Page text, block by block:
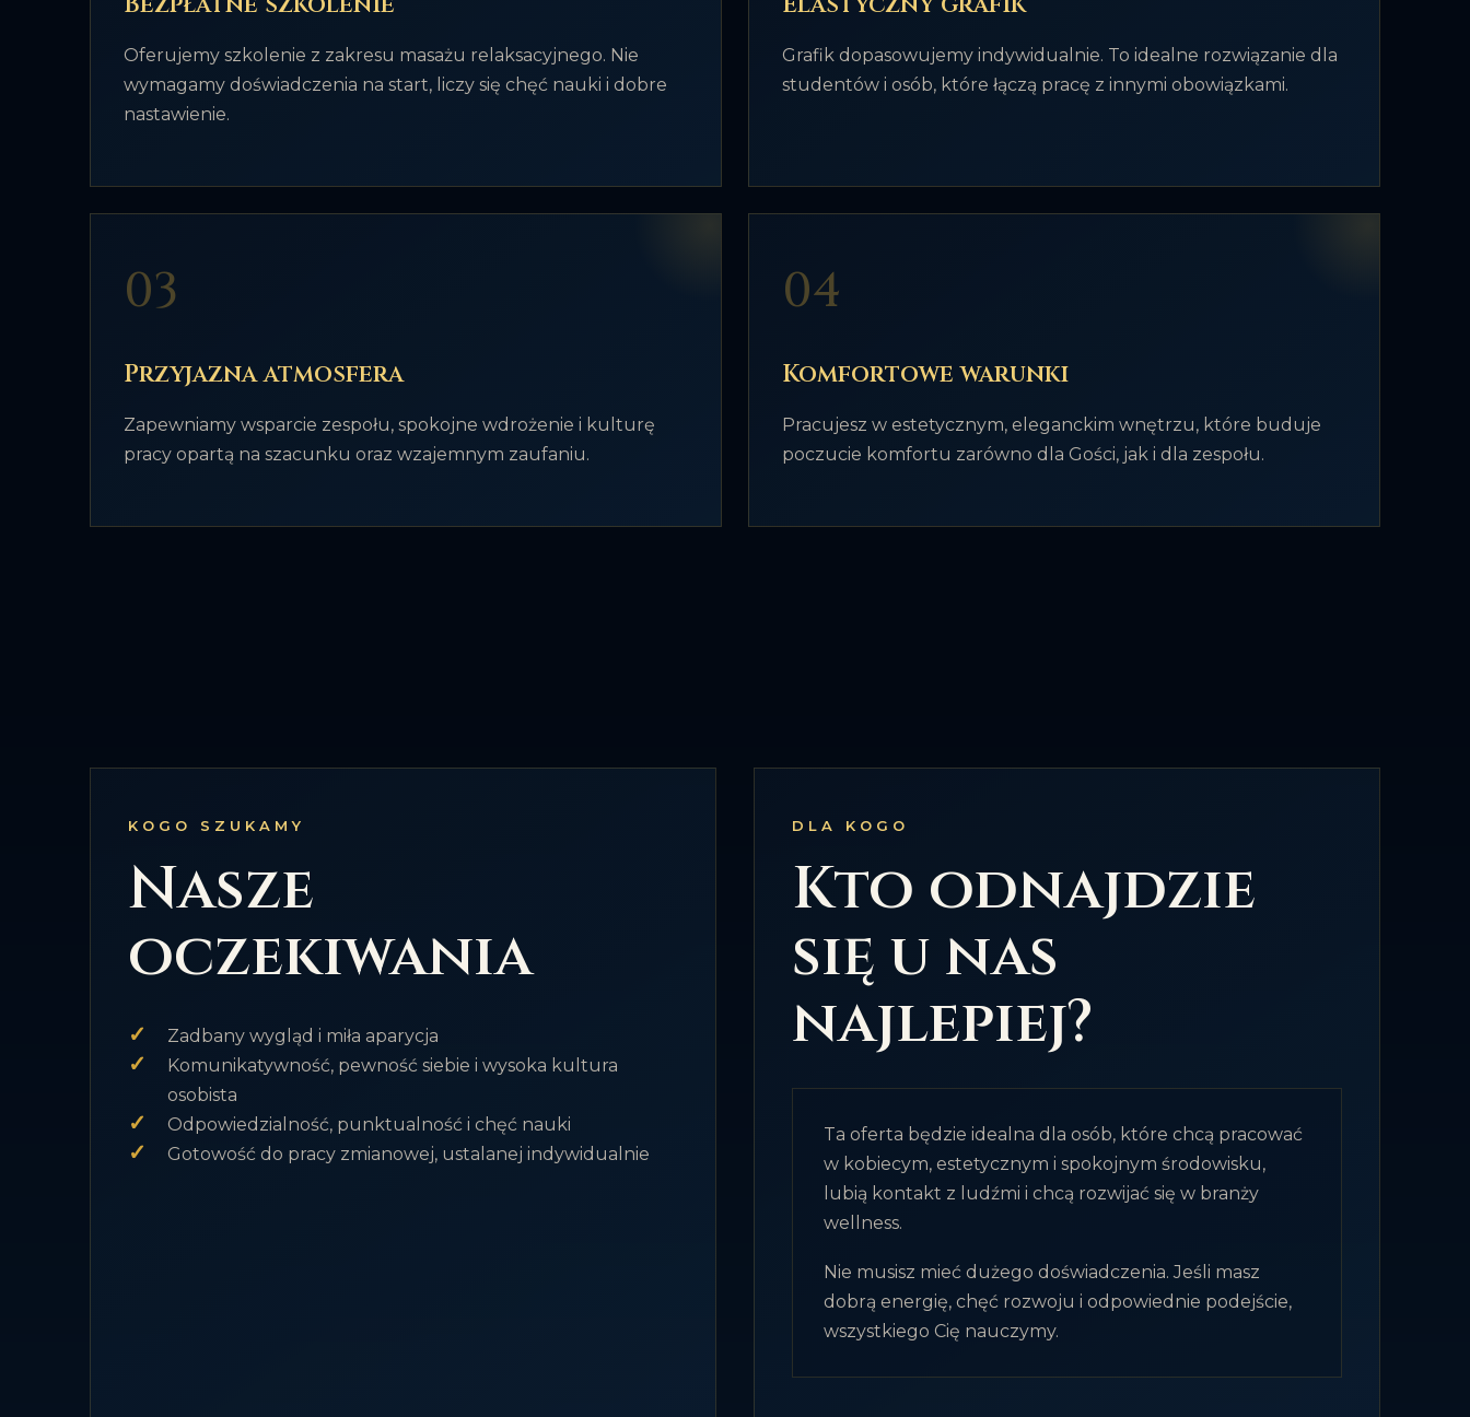
Oferujemy szkolenie z zakresu masażu relaksacyjnego. Nie
wymagamy doświadczenia na start, liczy się chęć nauki i dobre
nastawienie.
Grafik dopasowujemy indywidualnie. To idealne rozwiązanie dla
studentów i osób, które łączą pracę z innymi obowiązkami.
03
Przyjazna atmosfera
Zapewniamy wsparcie zespołu, spokojne wdrożenie i kulturę
pracy opartą na szacunku oraz wzajemnym zaufaniu.
04
Komfortowe warunki
Pracujesz w estetycznym, eleganckim wnętrzu, które buduje
poczucie komfortu zarówno dla Gości, jak i dla zespołu.
KOGO SZUKAMY
Nasze
oczekiwania
✓ Zadbany wygląd i miła aparycja
✓
Komunikatywność, pewność siebie i wysoka kultura
osobista
✓ Odpowiedzialność, punktualność i chęć nauki
✓ Gotowość do pracy zmianowej, ustalanej indywidualnie
DLA KOGO
Kto odnajdzie
się u nas
najlepiej?
Ta oferta będzie idealna dla osób, które chcą pracować
w kobiecym, estetycznym i spokojnym środowisku,
lubią kontakt z ludźmi i chcą rozwijać się w branży
wellness.
Nie musisz mieć dużego doświadczenia. Jeśli masz
dobrą energię, chęć rozwoju i odpowiednie podejście,
wszystkiego Cię nauczymy.